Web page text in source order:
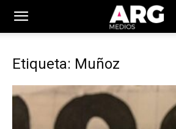
Etiqueta: Muñoz